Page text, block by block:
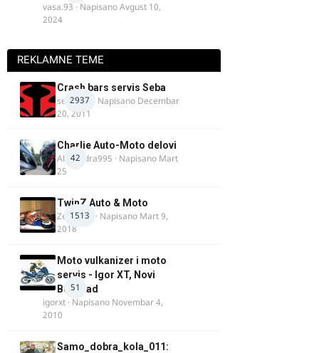
vasa.93 · NapisanoAvgust 10,
2024
REKLAMNE TEME
2937
Crash bars servis Seba
seba011 · Napisano Decembar
20, 2011
42
Charlie Auto-Moto delovi
Alexandra995 · Napisano Mart
25
1513
TwinZ Auto & Moto
Zeljkamp · Napisano Mart 9,
2018
51
Moto vulkanizer i moto
servis - Igor XT, Novi
Beograd
igorxt · Napisano Novembar 4,
2010
Samo_dobra_kola_011: